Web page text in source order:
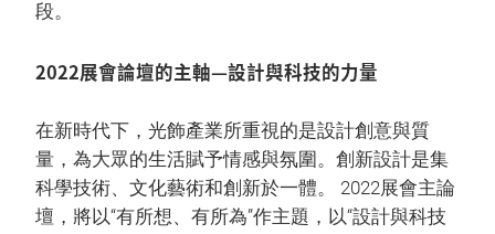
段。
2022展會論壇的主軸—設計與科技的力量
在新時代下，光飾產業所重視的是設計創意與質
量，為大眾的生活賦予情感與氛圍。創新設計是集
科學技術、文化藝術和創新於一體。 2022展會主論
壇，將以“有所想、有所為”作主題，以“設計與科技